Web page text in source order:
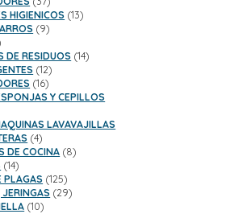
productos
HIGIENICOS 1313
99
DE RESIDUOS 1414
1212
productos
1616
productos
Y CEPILLOS
LAVAVAJILLAS
44
productos
DE COCINA 88
1414
productos
PLAGAS 125125
productos
JERINGAS 2929
1010